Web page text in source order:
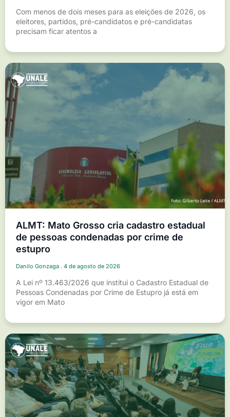
Com menos de dois meses para as eleições de 2026, os
eleitores, partidos, pré-candidatos e pré-candidatas
precisam ficar atentos a
ALMT: Mato Grosso cria cadastro estadual
de pessoas condenadas por crime de
estupro
Danilo Gonzaga 4 de agosto de 2026
A Lei nº 13.463/2026 que institui o Cadastro Estadual de
Pessoas Condenadas por Crime de Estupro já está em
vigor em Mato